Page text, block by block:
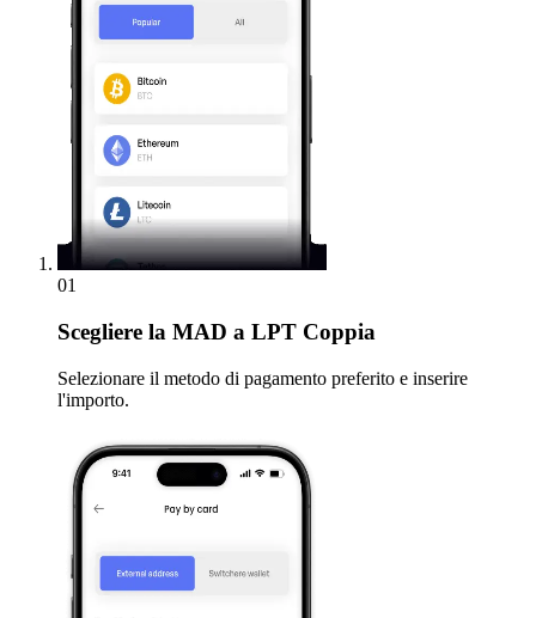
01
Scegliere la MAD a LPT Coppia
Selezionare il metodo di pagamento preferito e inserire
l'importo.